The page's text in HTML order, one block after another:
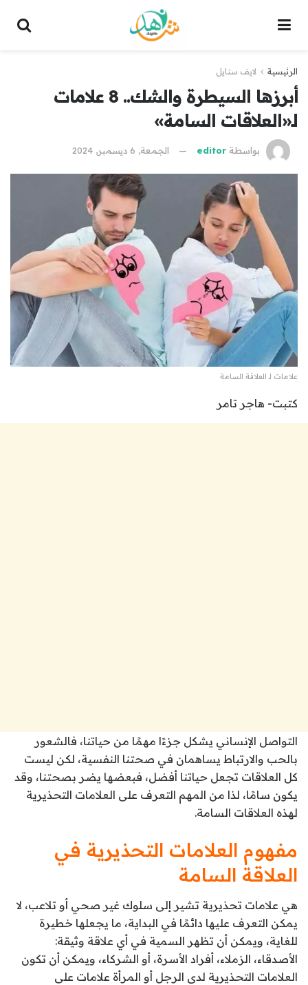
الرئيسية لايف ستايل
أبرزها السيطرة والشك.. 8 علامات
لـ«العلاقات السامة»
بواسطة editor الجمعة, 6 ديسمبر, 2024
علامات لـ العلاقة السامة
كتبت- هاجر تامر
التواصل الإنساني يشكل جزءًا مهمًا من حياتنا، فالشعور
بالحب والارتباط يساهمان في صحتنا النفسية، لكن ليست
كل العلاقات تجعل حياتنا أفضل، فبعضها يضر بصحتنا، وقد
يكون سامًا، لذا من المهم التعرف على العلامات التحذيرية
لهذه العلاقات السامة.
مفهوم العلامات التحذيرية في
العلاقة السامة
هي علامات تحذيرية تشير إلى سلوك غير صحي أو تلاعب، لا
يمكن التعرف عليها دائمًا في البداية، ما يجعلها خطيرة
للغاية، ويمكن أن تظهر السمية في أي علاقة وثيقة:
الأصدقاء، الزملاء، أفراد الأسرة، أو الشركاء، ويمكن أن تكون
العلامات التحذيرية لدى الرجل أو المرأة علامات على